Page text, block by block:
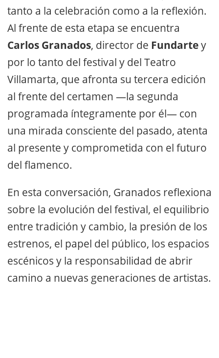
tanto a la celebración como a la reflexión.
Al frente de esta etapa se encuentra
Carlos Granados, director de Fundartey
por lo tanto del festival y del Teatro
Villamarta, que afronta su tercera edición
al frente del certamen —la segunda
programada íntegramente por él— con
una mirada consciente del pasado, atenta
al presente y comprometida con el futuro
del flamenco.
En esta conversación, Granados reflexiona
sobre la evolución del festival, el equilibrio
entre tradición y cambio, la presión de los
estrenos, el papel del público, los espacios
escénicos y la responsabilidad de abrir
camino a nuevas generaciones de artistas.